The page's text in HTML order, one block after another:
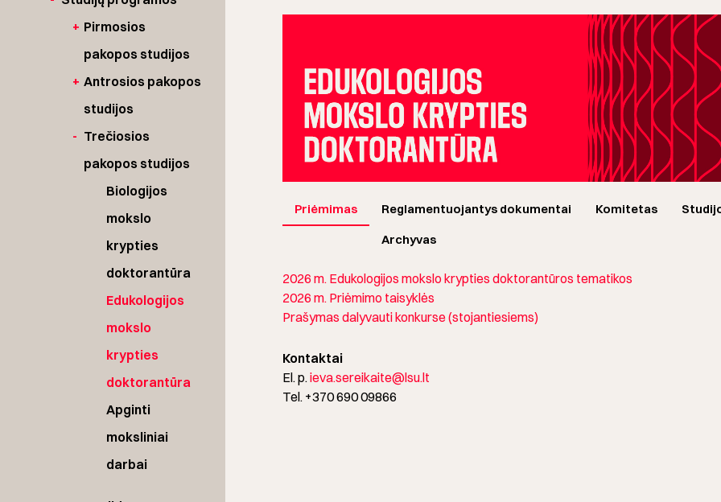
+ Pirmosios
pakopos studijos
+ Antrosios pakopos
studijos
- Trečiosios
pakopos studijos
Biologijos
mokslo
krypties
doktorantūra
Edukologijos
mokslo
krypties
doktorantūra
Apginti
moksliniai
darbai
Priėmimas Reglamentuojantys dokumentai Komitetas
Archyvas
2026 m. Edukologijos mokslo krypties doktorantūros tematikos
2026 m. Priėmimo taisyklės
Prašymas dalyvauti konkurse (stojantiesiems)
Kontaktai
El. p.ieva.sereikaite@lsu.lt
Tel. +370 690 09866